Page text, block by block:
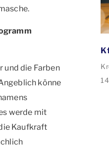
und die Farben
könne
werde mit
Kaufkraft